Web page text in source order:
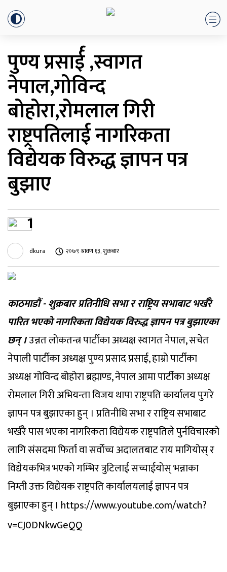
पुण्य प्रसार्ई ,स्वागत
नेपाल,गोविन्द
बोहोरा,रोमलाल गिरी
राष्ट्रपतिलाई नागरिकता
विद्येयक विरुद्ध ज्ञापन पत्र
बुझाए
1
dkura २०७९ श्रावण १३, शुक्रबार
काठमाडौं - शुक्रबार प्रतिनीधि सभा र राष्ट्रिय सभाबाट भर्खरै
पारित भएको नागरिकता विद्येयक विरुद्ध ज्ञापन पत्र बुझाएका
छन् ।उन्नत लोकतन्त्र पार्टीका अध्यक्ष स्वागत नेपाल, सचेत
नेपाली पार्टीका अध्यक्ष पुण्य प्रसाद प्रसाई, हाम्रो पार्टीका
अध्यक्ष गोविन्द बोहोरा ब्रह्माण्ड, नेपाल आमा पार्टीका अध्यक्ष
रोमलाल गिरी अभियन्ता विजय थापा राष्ट्रपति कार्यालय पुगरे
ज्ञापन पत्र बुझाएका हुन् । प्रतिनीधि सभा र राष्ट्रिय सभाबाट
भर्खरै पास भएका नागरिकता विद्येयक राष्ट्रपतिले पुर्नविचारको
लागि संसदमा फिर्ता वा सर्वोच्च अदालतबाट राय मागियोस् र
विद्येयकभित्र भएको गम्भिर त्रुटिलाई सच्चाईयोस् भन्नाका
निम्ती उक्त विद्येयक राष्ट्रपति कार्यालयलाई ज्ञापन पत्र
बुझाएका हुन् । https://www.youtube.com/watch?
v=CJ0DNkwGeQQ